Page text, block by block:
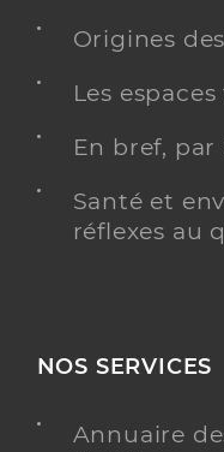
Origines
Les
En bref, par
Santé et
réflexes au
NOS SERVICES
Annuaire